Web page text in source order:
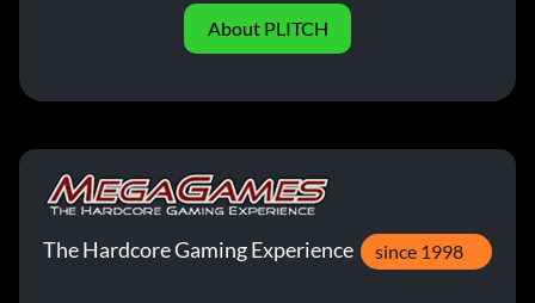
About PLITCH
The Hardcore Gaming Experience since 1998